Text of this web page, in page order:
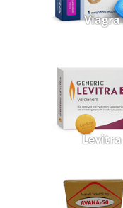
Viagra
Levitra